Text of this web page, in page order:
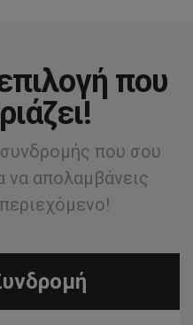
που
που σου
να απολαμβάνεις